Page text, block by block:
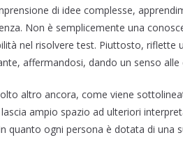
di idee complesse,
Non è semplicemente una
nel risolvere test. Piuttosto, riflette
affermandosi, dando un senso
altro ancora, come viene
ampio spazio ad ulteriori
quanto ogni persona è dotata di una